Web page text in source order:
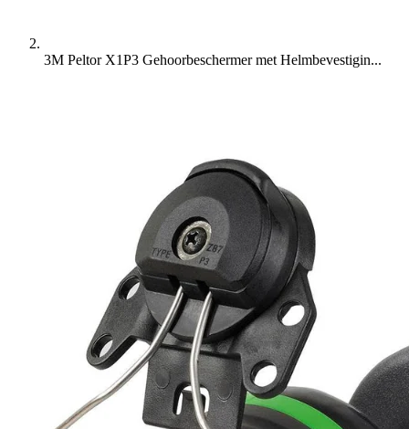
3M Peltor X1P3 Gehoorbeschermer met Helmbevestigin...